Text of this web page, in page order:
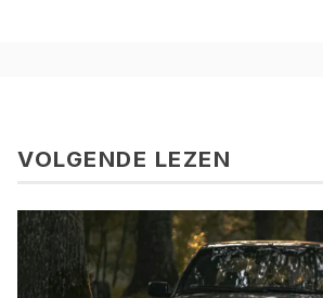
VOLGENDE LEZEN